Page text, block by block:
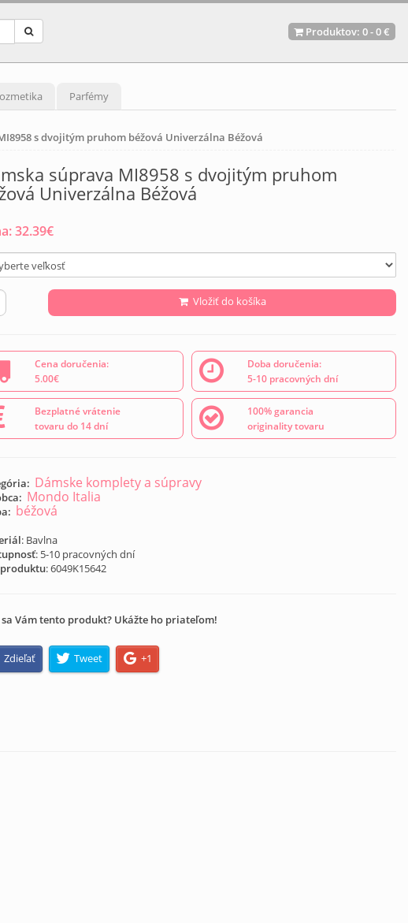
Produktov: 0-0 €
Parfémy
s dvojitým pruhom béžová Univerzálna Béžová
súprava MI8958 s dvojitým pruhom
Univerzálna Béžová
32.39€
Vložiť do košíka
Cena doručenia:
5.00€
Doba doručenia:
5-10 pracovných dní
Bezplatné vrátenie
tovaru do 14 dní
100% garancia
originality tovaru
Dámske komplety a súpravy
Mondo Italia
béžová
: Bavlna
: 5-10 pracovných dní
:6049K15642
sa Vám tento produkt? Ukážte ho priateľom!
Zdieľať Tweet +1